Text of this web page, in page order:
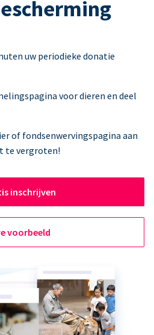
uw periodieke donatie
voor dieren en deel
of fondsenwervingspagina aan
te vergroten!
inschrijven
voorbeeld